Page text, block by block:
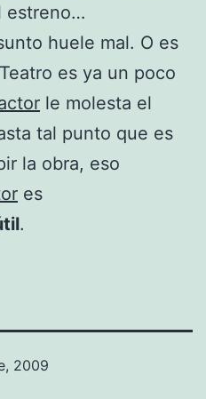
estreno…
huele mal. O es
es ya un poco
le molesta el
tal punto que es
la obra, eso
es
.
2009